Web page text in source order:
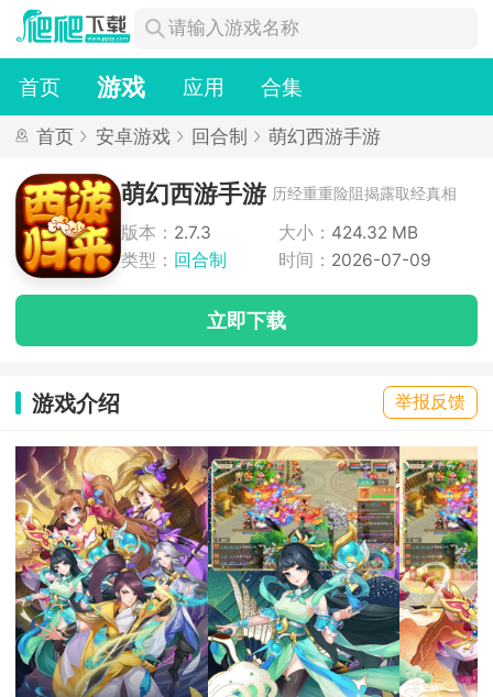
首页 游戏 应用 合集
首页 安卓游戏 回合制 萌幻西游手游
萌幻西游手游 历经重重险阻揭露取经真相
版本： 2.7.3 大小： 424.32 MB
类型： 回合制 时间： 2026-07-09
立即下载
游戏介绍 举报反馈